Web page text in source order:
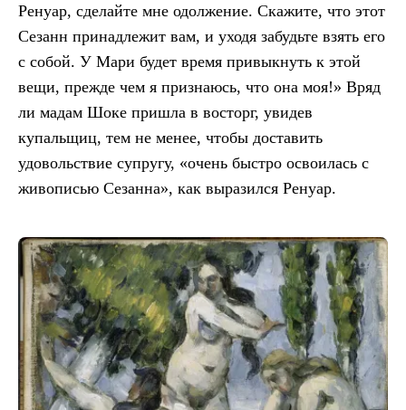
Ренуар, сделайте мне одолжение. Скажите, что этот
Сезанн принадлежит вам, и уходя забудьте взять его
с собой. У Мари будет время привыкнуть к этой
вещи, прежде чем я признаюсь, что она моя!» Вряд
ли мадам Шоке пришла в восторг, увидев
купальщиц, тем не менее, чтобы доставить
удовольствие супругу, «очень быстро освоилась с
живописью Сезанна», как выразился Ренуар.